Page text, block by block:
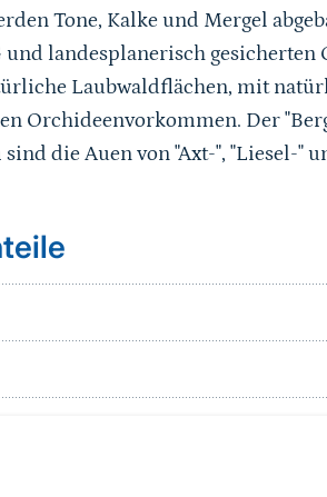
Tone, Kalke und Mergel
und landesplanerisch gesicherten
Laubwaldflächen, mit
Orchideenvorkommen. Der
die Auen von "Axt-", "Liesel-"